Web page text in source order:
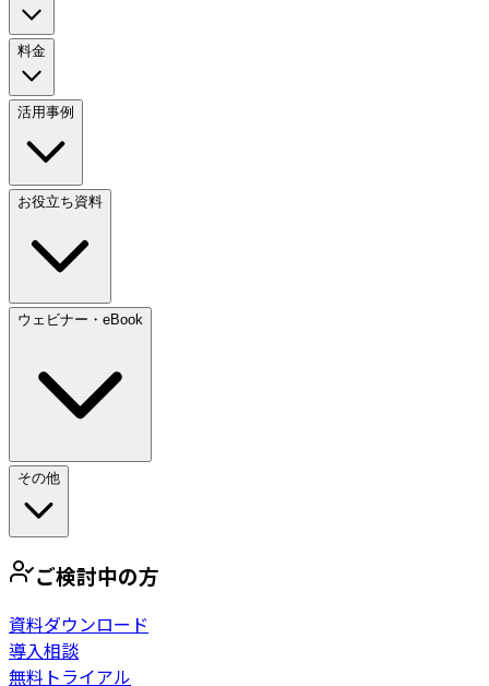
料金
活用事例
お役立ち資料
ウェビナー・eBook
その他
ご検討中の方
資料ダウンロード
導入相談
無料トライアル